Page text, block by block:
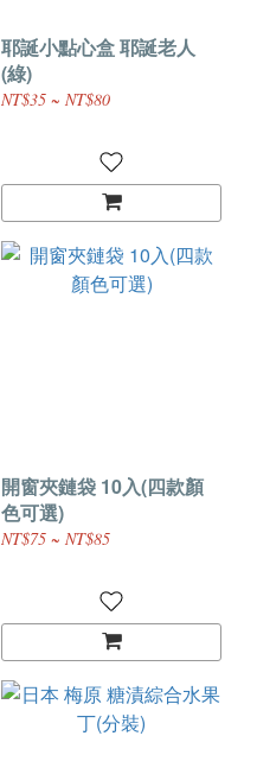
耶誕小點心盒 耶誕老人
(綠)
NT$35 ~ NT$80
開窗夾鏈袋 10入(四款顏
色可選)
NT$75 ~ NT$85